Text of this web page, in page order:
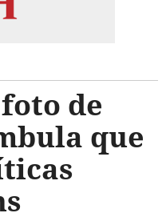
de
que